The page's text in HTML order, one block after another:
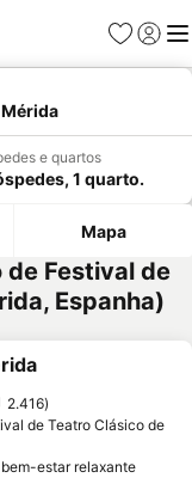
Favoritos
Iniciar
e quartos
1 quarto.
Mapa
Festival de
Espanha)
favoritos
2.416
de Teatro Clásico de
estar relaxanteVer